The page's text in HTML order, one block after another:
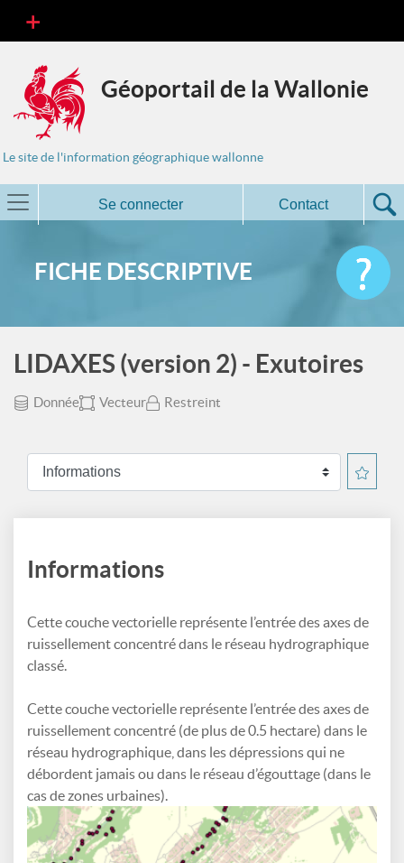
Géoportail de la Wallonie
Le site de l'information géographique wallonne
Se connecter Contact
FICHE DESCRIPTIVE
LIDAXES (version 2) - Exutoires
Donnée Vecteur Restreint
Informations
Cette couche vectorielle représente l’entrée des axes de
ruissellement concentré dans le réseau hydrographique
classé.
Cette couche vectorielle représente l’entrée des axes de
ruissellement concentré (de plus de 0.5 hectare) dans le
réseau hydrographique, dans les dépressions qui ne
débordent jamais ou dans le réseau d’égouttage (dans le
cas de zones urbaines).